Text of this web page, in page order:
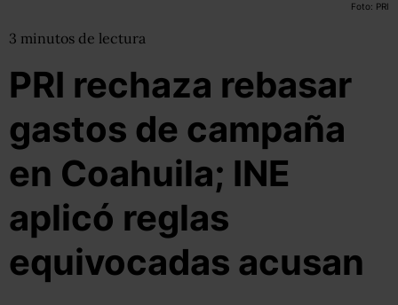
Foto: PRI
3 minutos de lectura
PRI rechaza rebasar
gastos de campaña
en Coahuila; INE
aplicó reglas
equivocadas acusan